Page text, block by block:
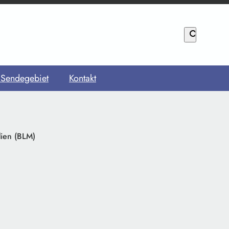
search
Kontakt
(BLM)